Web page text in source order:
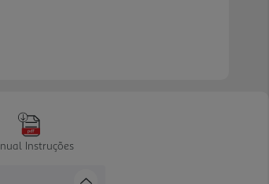
Instruções